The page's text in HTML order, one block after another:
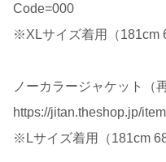
Code=000
※XLサイズ着用（181cm
ノーカラージャケット（
https://jitan.theshop.jp/
※Lサイズ着用（181cm